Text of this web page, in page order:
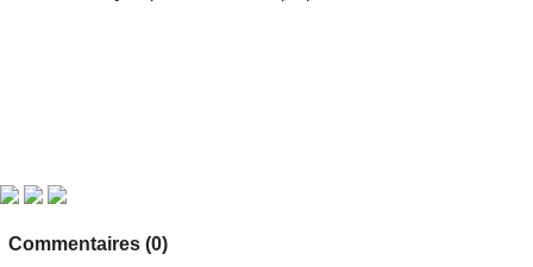
Commentaires (0)